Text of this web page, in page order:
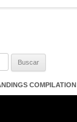
COMPILATION